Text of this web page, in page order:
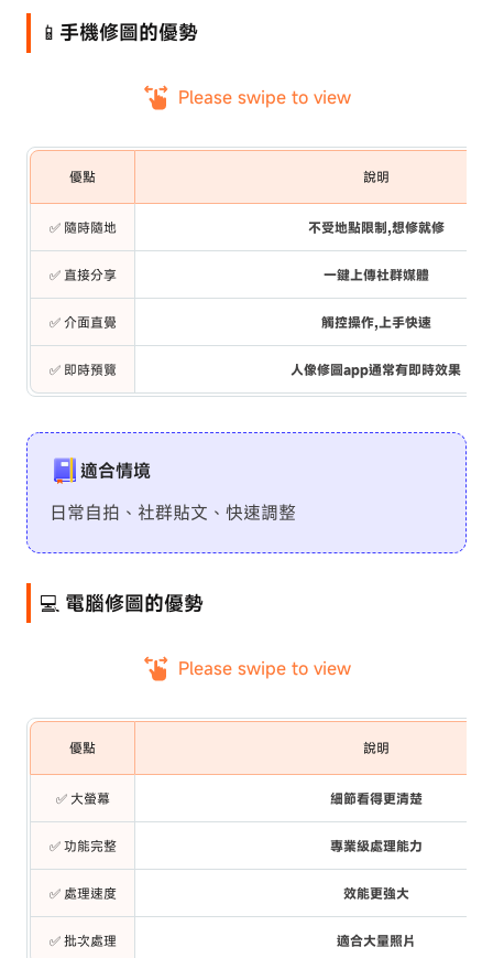
📱手機修圖的優勢
Please swipe to view
優點 說明
✅ 隨時隨地 不受地點限制,想修就修
✅ 直接分享 一鍵上傳社群媒體
✅ 介面直覺 觸控操作,上手快速
✅ 即時預覽 人像修圖app通常有即時效果
適合情境
日常自拍、社群貼文、快速調整
💻 電腦修圖的優勢
Please swipe to view
優點 說明
✅ 大螢幕 細節看得更清楚
✅ 功能完整 專業級處理能力
✅ 處理速度 效能更強大
✅ 批次處理 適合大量照片